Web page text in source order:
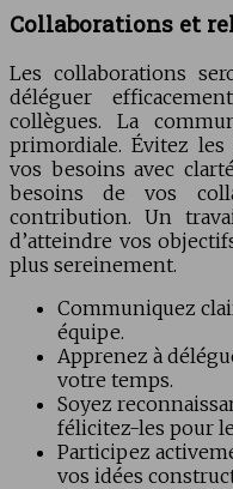
Collaborations et
Les collaborations
déléguer
collègues. La
primordiale. Évitez
vos besoins avec
besoins de vos
contribution. Un
d’atteindre vos
plus sereinement.
Communiquez
équipe.
Apprenez à
votre temps.
Soyez
félicitez-les pour
Participez
vos idées